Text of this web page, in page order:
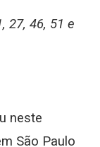
27, 46, 51 e
neste
São Paulo